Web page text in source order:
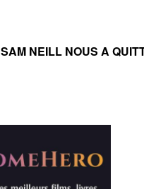
SAM NEILL NOUS A